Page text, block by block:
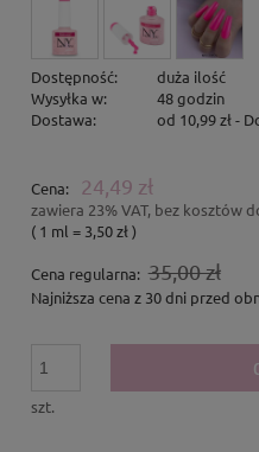
Dostępność:
duża ilość
Wysyłka w:
48 godzin
Dostawa:
od 10,99 zł -
Cena nie zawiera
Cena: 24,49 zł
zawiera 23% VAT, bez kosztów
( 1 ml = 3,50 zł)
Cena regularna: 35,00 zł
Najniższa cena z 30 dni przed
szt.